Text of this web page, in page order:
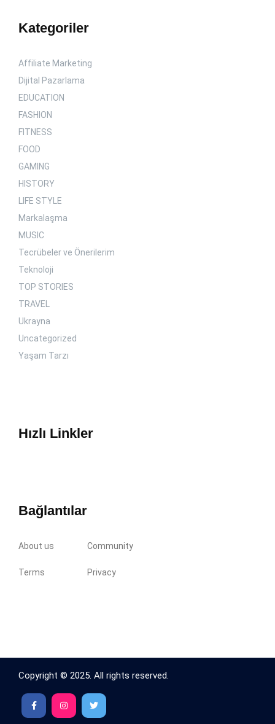
Kategoriler
Affiliate Marketing
Dijital Pazarlama
EDUCATION
FASHION
FITNESS
FOOD
GAMING
HISTORY
LIFE STYLE
Markalaşma
MUSIC
Tecrübeler ve Önerilerim
Teknoloji
TOP STORIES
TRAVEL
Ukrayna
Uncategorized
Yaşam Tarzı
Hızlı Linkler
Bağlantılar
About us Community
Terms Privacy
Copyright © 2025. All rights reserved.